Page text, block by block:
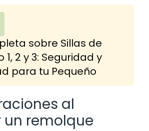
sobre Sillas de
1, 2 y 3: Seguridad y
para tu Pequeño
al
remolque